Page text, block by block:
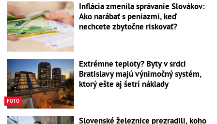
Inflácia zmenila správanie Slovákov:
Ako narábať s peniazmi, keď
nechcete zbytočne riskovať?
FOTO
Extrémne teploty? Byty v srdci
Bratislavy majú výnimočný systém,
ktorý ešte aj šetrí náklady
Slovenské železnice prezradili, koho